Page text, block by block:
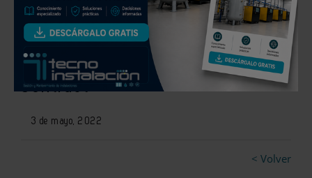
Genwec desvela las tendencias
en decoración de espacios
Contract
3 de mayo, 2022
< Volver